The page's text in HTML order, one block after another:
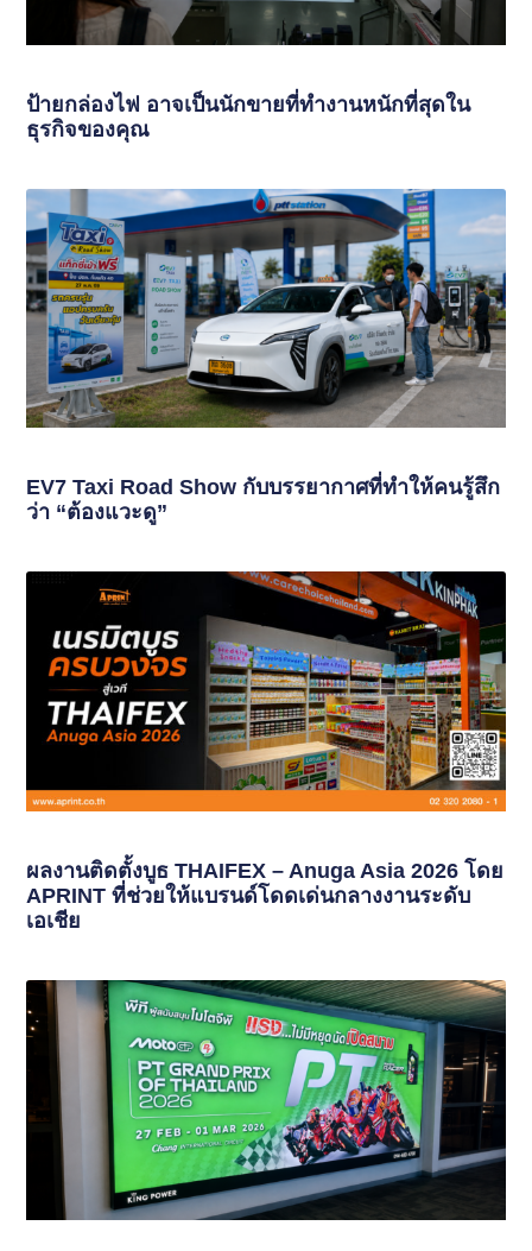
ป้ายกล่องไฟ อาจเป็นนักขายที่ทำงานหนักที่สุดใน
ธุรกิจของคุณ
EV7 Taxi Road Show กับบรรยากาศที่ทำให้คนรู้สึก
ว่า “ต้องแวะดู”
ผลงานติดตั้งบูธ THAIFEX – Anuga Asia 2026 โดย
APRINT ที่ช่วยให้แบรนด์โดดเด่นกลางงานระดับ
เอเชีย